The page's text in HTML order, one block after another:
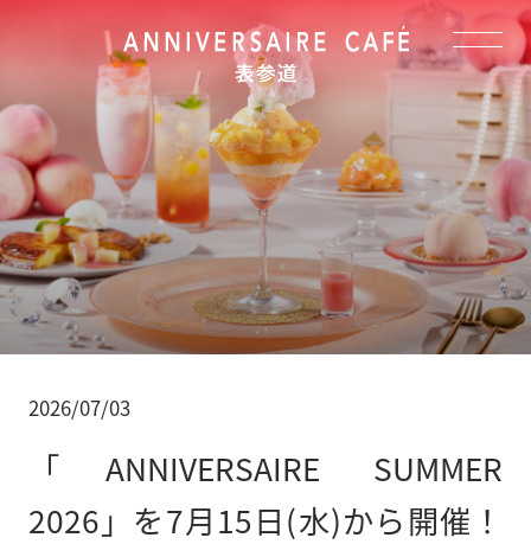
CAFE LOUNGE カフェラウンジ
CAKE ケーキショップ
COFFEE コーヒースタンド
ACCESS アクセス
ニュース
2026/07/03
「ANNIVERSAIRE SUMMER
2026」を7月15日(水)から開催！